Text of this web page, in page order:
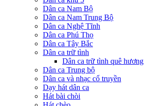
Dân ca Nam Bộ
Dân ca Nam Trung Bộ
Dân ca Nghệ Tĩnh
Dân ca Phú Thọ
Dân ca Tây Bắc
Dân ca trữ tình
Dân ca trữ tình quê hương
Dân ca Trung bộ
Dân ca và nhạc cổ truyền
Dạy hát dân ca
Hát bài chòi